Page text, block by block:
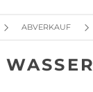
ABVERKAUF
WASSER